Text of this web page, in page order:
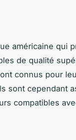
américaine qui
de qualité
connus pour
sont cependant
compatibles